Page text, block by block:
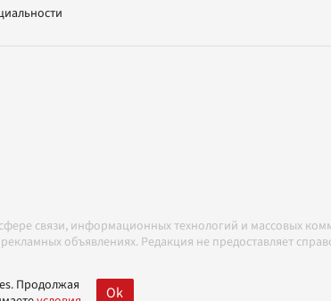
связи, информационных технологий и массовых
объявлениях. Редакция не предоставляет
Продолжая
Ok